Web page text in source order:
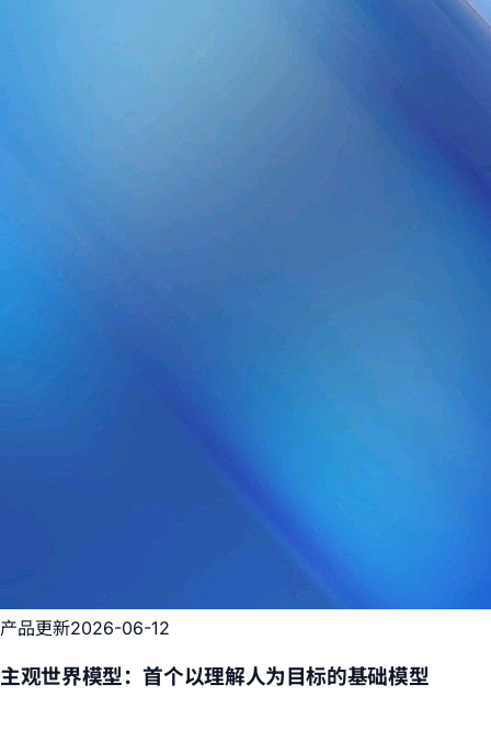
产品更新2026-06-12
主观世界模型：首个以理解人为目标的基础模型